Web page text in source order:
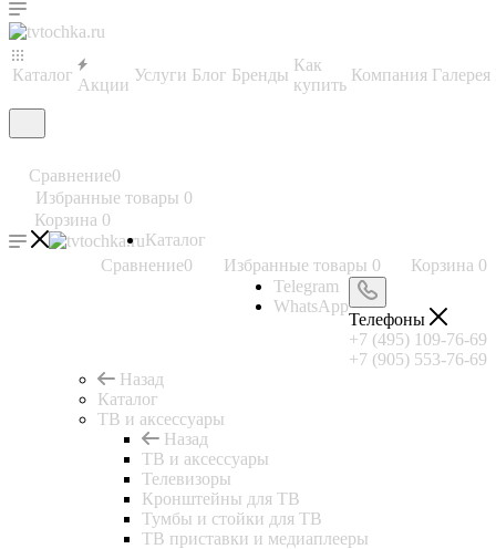
Каталог
Акции
Услуги Блог Бренды
Как
купить
Компания Галерея
Сравнение0
Избранные товары 0
Корзина 0
Сравнение0 Избранные товары 0 Корзина 0
Телефоны
+7 (495) 109-76-69
+7 (905) 553-76-69
Telegram
WhatsApp
Каталог
Назад
Каталог
ТВ и аксессуары
Назад
ТВ и аксессуары
Телевизоры
Кронштейны для ТВ
Тумбы и стойки для ТВ
ТВ приставки и медиаплееры